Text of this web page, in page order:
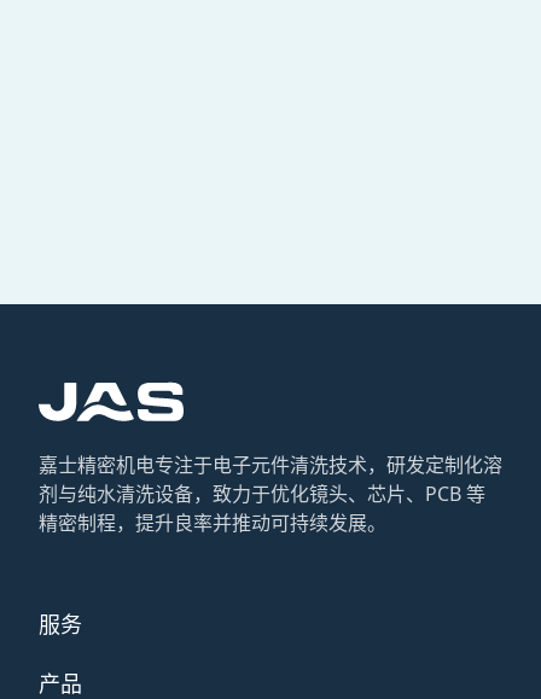
嘉士精密机电专注于电子元件清洗技术，研发定制化溶
剂与纯水清洗设备，致力于优化镜头、芯片、PCB 等
精密制程，提升良率并推动可持续发展。
服务
产品